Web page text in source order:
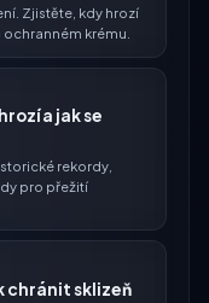
Zjistěte, kdy hrozí
krému.
a jak se
rekordy,
pro přežití
chránit sklizeň